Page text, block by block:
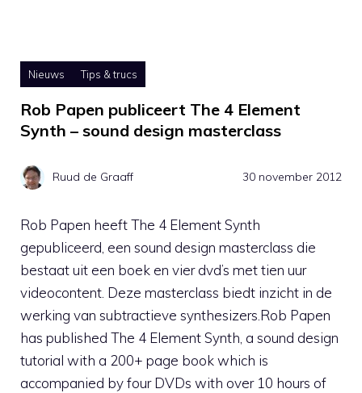
Nieuws Tips & trucs
Rob Papen publiceert The 4 Element
Synth – sound design masterclass
Ruud de Graaff 30 november 2012
Rob Papen heeft The 4 Element Synth
gepubliceerd, een sound design masterclass die
bestaat uit een boek en vier dvd’s met tien uur
videocontent. Deze masterclass biedt inzicht in de
werking van subtractieve synthesizers.Rob Papen
has published The 4 Element Synth, a sound design
tutorial with a 200+ page book which is
accompanied by four DVDs with over 10 hours of